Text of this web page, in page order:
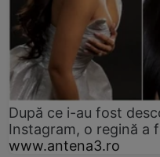
După ce i-au fost
Instagram, o regină a
www.antena3.ro